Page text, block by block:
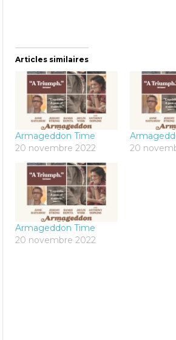
Articles similaires
Armageddon Time
20 novembre 2022
20
Armageddon Time
20 novembre 2022